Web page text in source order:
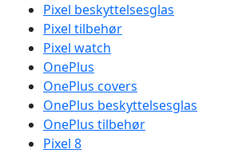
Pixel beskyttelsesglas
Pixel tilbehør
Pixel watch
OnePlus
OnePlus covers
OnePlus beskyttelsesglas
OnePlus tilbehør
Pixel 8